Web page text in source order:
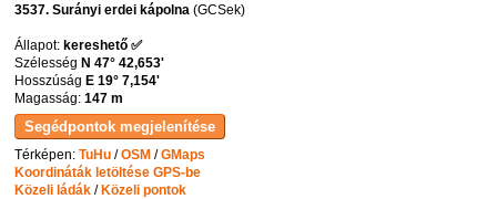
3537. Surányi erdei kápolna (GCSek)
Állapot:kereshető ✅
SzélességN 47° 42,653'
HosszúságE 19° 7,154'
Magasság:147 m
Térképen:TuHu /OSM /GMaps
Koordináták letöltése GPS-be
Közeli ládák /Közeli pontok